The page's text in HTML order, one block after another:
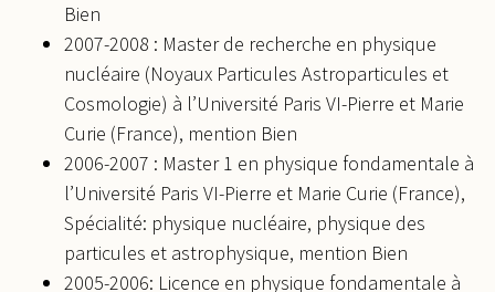
Bien
2007-2008 : Master de recherche en physique
nucléaire (Noyaux Particules Astroparticules et
Cosmologie) à l’Université Paris VI-Pierre et Marie
Curie (France), mention Bien
2006-2007 : Master 1 en physique fondamentale à
l’Université Paris VI-Pierre et Marie Curie (France),
Spécialité: physique nucléaire, physique des
particules et astrophysique, mention Bien
2005-2006: Licence en physique fondamentale à